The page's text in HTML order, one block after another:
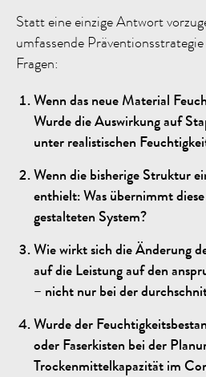
Statt eine einzige Antwort
umfassende
Fragen:
Wenn das neue Material
Wurde die Auswirkung auf
unter realistischen
Wenn die bisherige Struktur
enthielt: Was übernimmt
gestalteten System?
Wie wirkt sich die Änderung
auf die Leistung auf den
– nicht nur bei der
Wurde der
oder Faserkisten bei der
Trockenmittelkapazität im